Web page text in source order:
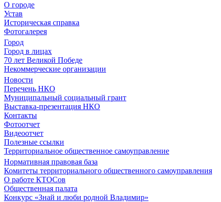
О городе
Устав
Историческая справка
Фотогалерея
Город
Город в лицах
70 лет Великой Победе
Некоммерческие организации
Новости
Перечень НКО
Муниципальный социальный грант
Выставка-презентация НКО
Контакты
Фотоотчет
Видеоотчет
Полезные ссылки
Территориальное общественное самоуправление
Нормативная правовая база
Комитеты территориального общественного самоуправления
О работе КТОСов
Общественная палата
Конкурс «Знай и люби родной Владимир»